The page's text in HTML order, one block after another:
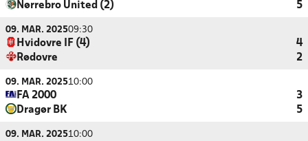
Nørrebro United (2)
5
09. MAR. 202509:30
Hvidovre IF (4)
4
Rødovre
2
09. MAR. 202510:00
FA 2000
3
Dragør BK
5
09. MAR. 202510:00